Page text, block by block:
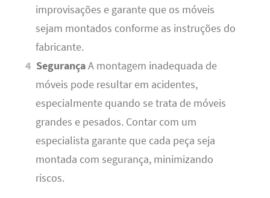
improvisações e garante que os móveis
sejam montados conforme as instruções do
fabricante.
SegurançaA montagem inadequada de
móveis pode resultar em acidentes,
especialmente quando se trata de móveis
grandes e pesados. Contar com um
especialista garante que cada peça seja
montada com segurança, minimizando
riscos.